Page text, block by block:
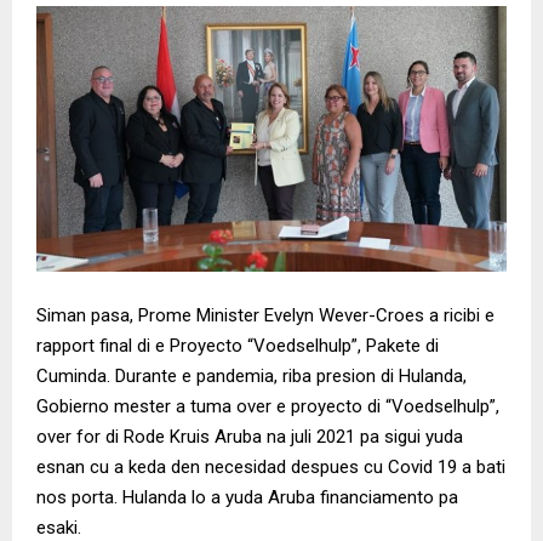
Siman pasa, Prome Minister Evelyn Wever-Croes a ricibi e
rapport final di e Proyecto “Voedselhulp”, Pakete di
Cuminda. Durante e pandemia, riba presion di Hulanda,
Gobierno mester a tuma over e proyecto di “Voedselhulp”,
over for di Rode Kruis Aruba na juli 2021 pa sigui yuda
esnan cu a keda den necesidad despues cu Covid 19 a bati
nos porta. Hulanda lo a yuda Aruba financiamento pa
esaki.